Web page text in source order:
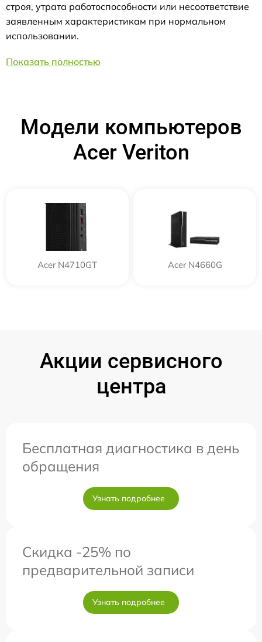
строя, утрата работоспособности или несоответствие
заявленным характеристикам при нормальном
использовании.
Показать полностью
Модели компьютеров
Acer Veriton
Acer N4710GT Acer N4660G
Акции сервисного
центра
Бесплатная диагностика в день
обращения
Узнать подробнее
Скидка -25% по
предварительной записи
Узнать подробнее